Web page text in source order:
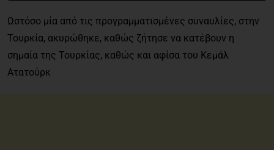
Ωστόσο μία από τις προγραμματισμένες συναυλίες, στην
Τουρκία, ακυρώθηκε, καθώς ζήτησε να κατέβουν η
σημαία της Τουρκίας, καθώς και αφίσα του Κεμάλ
Ατατούρκ